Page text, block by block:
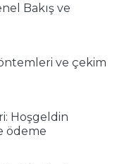
Bakış ve
ve çekim
Hoşgeldin
ödeme